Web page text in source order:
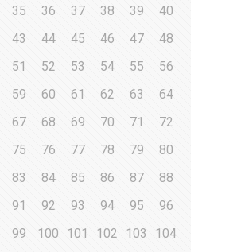
35 36 37 38 39
40
43 44 45 46 47
48
51 52 53 54 55
56
59 60 61 62 63
64
67 68 69 70 71
72
75 76 77 78 79
80
83 84 85 86 87
88
91 92 93 94 95
96
99 100 101 102 103
104